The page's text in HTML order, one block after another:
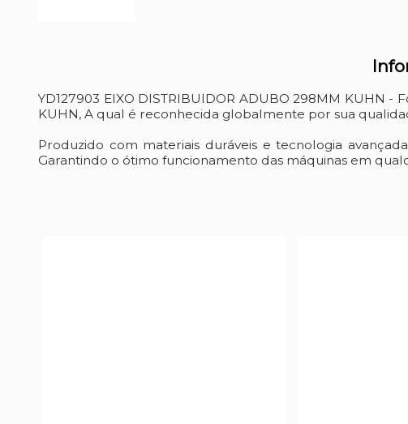
YD127903 EIXO DISTRIBUIDOR ADUBO 298MM KUHN
KUHN, A qual é reconhecida globalmente por sua
Produzido com materiais duráveis e tecnologia
Garantindo o ótimo funcionamento das máquinas em